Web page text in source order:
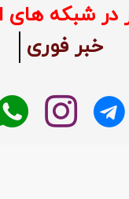
شبکه های
خبر فوری